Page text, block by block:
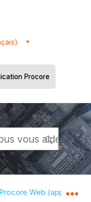
Procore
la hiérarchie
Procore Web